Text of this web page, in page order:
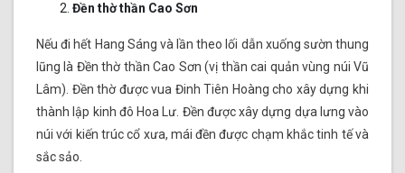
Đền thờ thần Cao Sơn
Nếu đi hết Hang Sáng và lần theo lối dẫn xuống sườn thung
lũng là Đền thờ thần Cao Sơn (vị thần cai quản vùng núi Vũ
Lâm). Đền thờ được vua Đinh Tiên Hoàng cho xây dựng khi
thành lập kinh đô Hoa Lư. Đền được xây dựng dựa lưng vào
núi với kiến trúc cổ xưa, mái đền được chạm khắc tinh tế và
sắc sảo.